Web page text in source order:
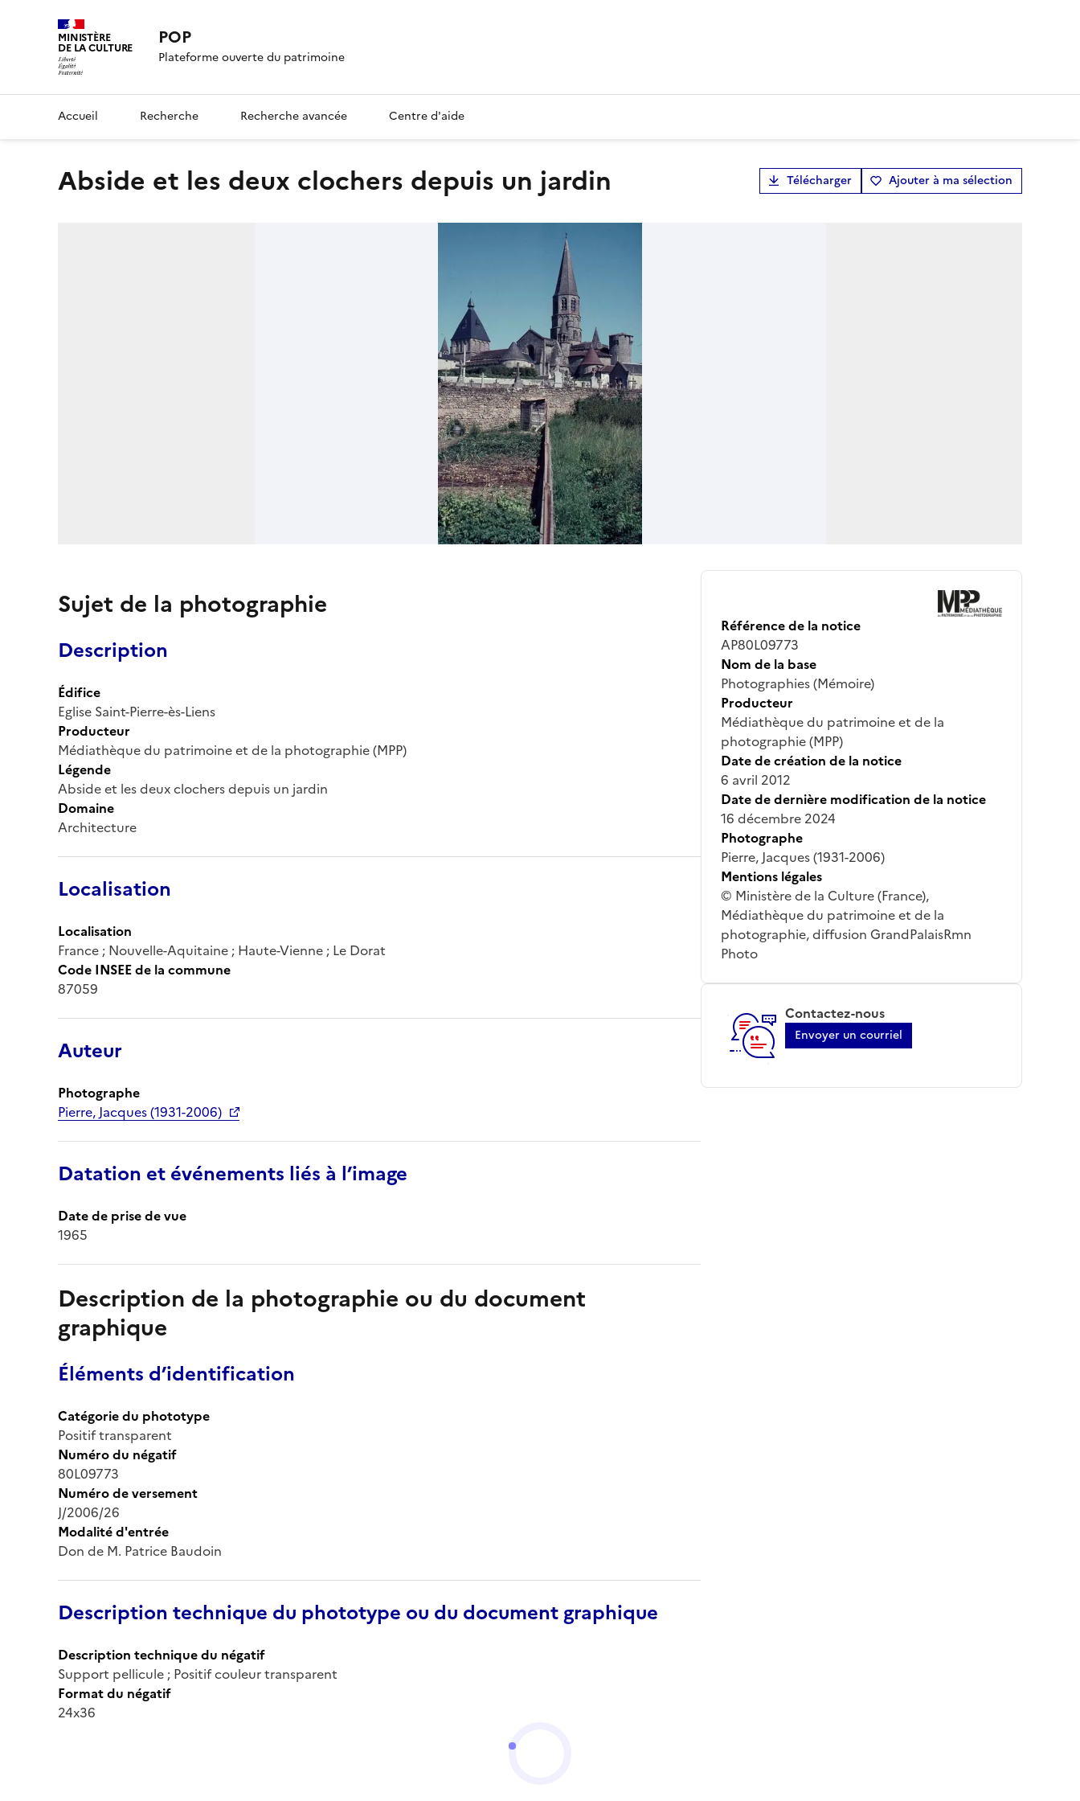
MINISTÈRE
DE LA CULTURE POP
Plateforme ouverte du patrimoine
Accueil Recherche Recherche avancée Centre d'aide
Abside et les deux clochers depuis un jardin Télécharger Ajouter à ma sélection
Sujet de la photographie
Description
Édifice
Eglise Saint-Pierre-ès-Liens
Producteur
Médiathèque du patrimoine et de la photographie (MPP)
Légende
Abside et les deux clochers depuis un jardin
Domaine
Architecture
Localisation
Localisation
France ; Nouvelle-Aquitaine ; Haute-Vienne ; Le Dorat
Code INSEE de la commune
87059
Auteur
Photographe
Pierre, Jacques (1931-2006)
Datation et événements liés à l’image
Date de prise de vue
1965
Description de la photographie ou du document
graphique
Éléments d’identification
Catégorie du phototype
Positif transparent
Numéro du négatif
80L09773
Numéro de versement
J/2006/26
Modalité d'entrée
Don de M. Patrice Baudoin
Description technique du phototype ou du document graphique
Description technique du négatif
Support pellicule ; Positif couleur transparent
Format du négatif
24x36
Référence de la notice
AP80L09773
Nom de la base
Photographies (Mémoire)
Producteur
Médiathèque du patrimoine et de la
photographie (MPP)
Date de création de la notice
6 avril 2012
Date de dernière modification de la notice
16 décembre 2024
Photographe
Pierre, Jacques (1931-2006)
Mentions légales
© Ministère de la Culture (France),
Médiathèque du patrimoine et de la
photographie, diffusion GrandPalaisRmn
Photo
Contactez-nous
Envoyer un courriel